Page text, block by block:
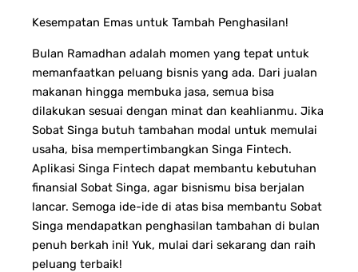
Kesempatan Emas untuk Tambah Penghasilan!
Bulan Ramadhan adalah momen yang tepat untuk
memanfaatkan peluang bisnis yang ada. Dari jualan
makanan hingga membuka jasa, semua bisa
dilakukan sesuai dengan minat dan keahlianmu. Jika
Sobat Singa butuh tambahan modal untuk memulai
usaha, bisa mempertimbangkan Singa Fintech.
Aplikasi Singa Fintech dapat membantu kebutuhan
finansial Sobat Singa, agar bisnismu bisa berjalan
lancar. Semoga ide-ide di atas bisa membantu Sobat
Singa mendapatkan penghasilan tambahan di bulan
penuh berkah ini! Yuk, mulai dari sekarang dan raih
peluang terbaik!